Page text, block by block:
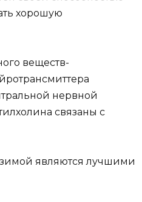
хорошую
веществ-
нервной
связаны с
зимой являются лучшими